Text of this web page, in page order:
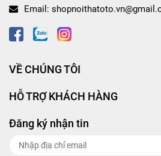
Email:
VỀ CHÚNG TÔI
HỖ TRỢ KHÁCH HÀNG
Đăng ký nhận tin